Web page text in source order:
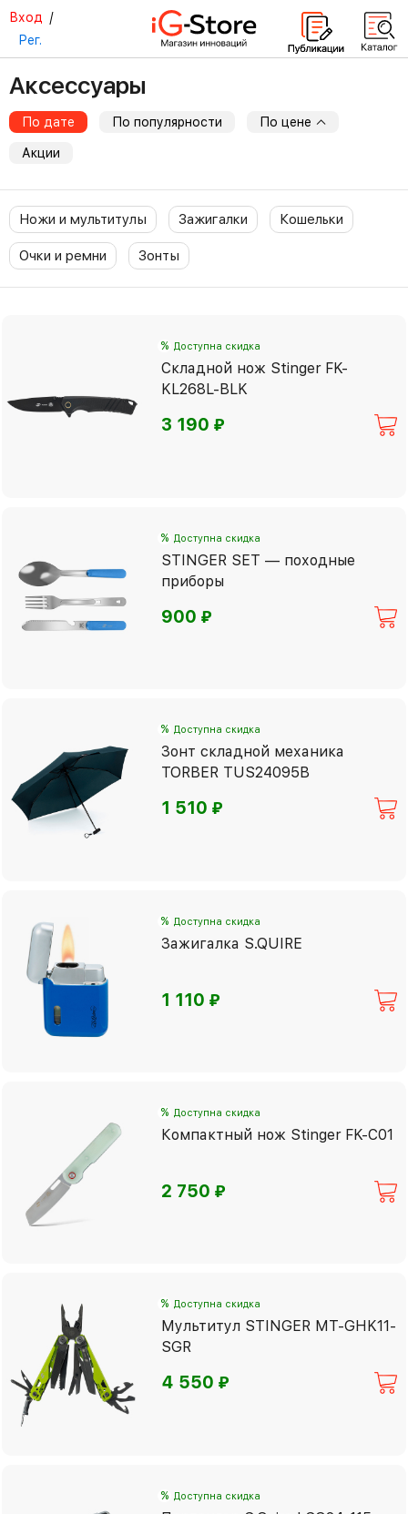
Вход /
Рег.
Аксессуары
По дате По популярности По цене
Акции
Ножи и мультитулы Зажигалки Кошельки
Очки и ремни Зонты
% Доступна скидка
Складной нож Stinger FK-
KL268L-BLK
3 190⃏
% Доступна скидка
STINGER SET — походные
приборы
900⃏
% Доступна скидка
Зонт складной механика
TORBER TUS24095B
1 510⃏
% Доступна скидка
Зажигалка S.QUIRE
1 110⃏
% Доступна скидка
Компактный нож Stinger FK-C01
2 750⃏
% Доступна скидка
Мультитул STINGER MT-GHK11-
SGR
4 550⃏
% Доступна скидка